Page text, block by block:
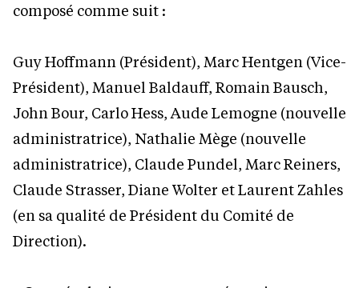
composé comme suit :
Guy Hoffmann (Président), Marc Hentgen (Vice-
Président), Manuel Baldauff, Romain Bausch,
John Bour, Carlo Hess, Aude Lemogne (nouvelle
administratrice), Nathalie Mège (nouvelle
administratrice), Claude Pundel, Marc Reiners,
Claude Strasser, Diane Wolter et Laurent Zahles
(en sa qualité de Président du Comité de
Direction).